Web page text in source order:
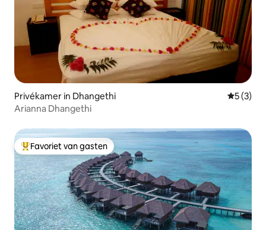
Privékamer in Dhangethi
5 (3)
Arianna Dhangethi
Topfavoriet van gasten
Favoriet van gasten